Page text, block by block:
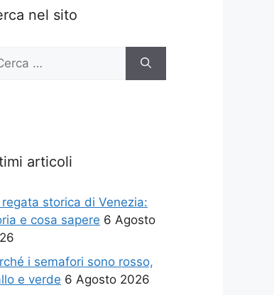
nel sito
articoli
regata storica di Venezia:
e cosa sapere 6 Agosto
i semafori sono rosso,
e verde 6 Agosto 2026